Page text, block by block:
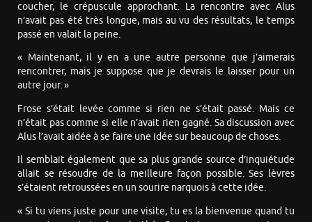
coucher, le crépuscule approchant. La rencontre avec Alus
n’avait pas été très longue, mais au vu des résultats, le temps
passé en valait la peine.
« Maintenant, il y en a une autre personne que j’aimerais
rencontrer, mais je suppose que je devrais le laisser pour un
autre jour. »
Frose s’était levée comme si rien ne s’était passé. Mais ce
n’était pas comme si elle n’avait rien gagné. Sa discussion avec
Alus l’avait aidée à se faire une idée sur beaucoup de choses.
Il semblait également que sa plus grande source d’inquiétude
allait se résoudre de la meilleure façon possible. Ses lèvres
s’étaient retroussées en un sourire narquois à cette idée.
« Si tu viens juste pour une visite, tu es la bienvenue quand tu